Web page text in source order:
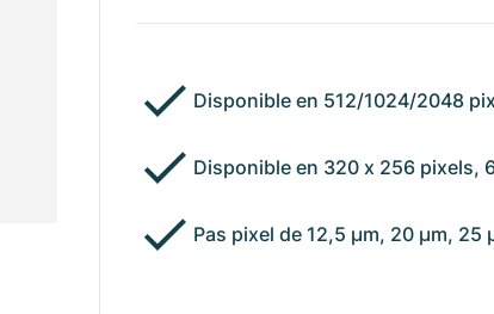
Disponible en 512/1024/2048
Disponible en 320 x 256 pixels,
Pas pixel de 12,5 µm, 20 µm, 25